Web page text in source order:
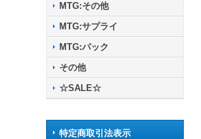
MTG:その他
MTG:サプライ
MTG:パック
その他
☆SALE☆
特定商取引法表示